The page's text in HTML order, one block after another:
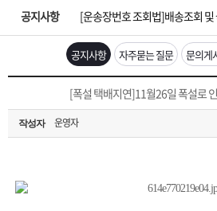
맨
품
은
노
하
객
센
마
이
주
공지사항
[ios앱 오픈]아이폰 고객 앱설치
[무인택배함 이용 안내] 집 밖에
공지사항 자주묻는 질문 문의게
[폭설 택배지연]11월26일 폭설로
작성자 운영자